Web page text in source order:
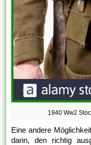
1940 Ww2
Eine andere
darin, den richtig